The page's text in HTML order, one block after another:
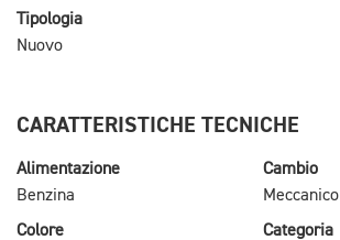
Tipologia
Nuovo
CARATTERISTICHE TECNICHE
Alimentazione
Benzina
Cambio
Meccanico
Colore
Categoria